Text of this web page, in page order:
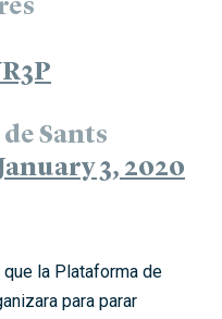
Sants
3, 2020
la Plataforma de
para parar